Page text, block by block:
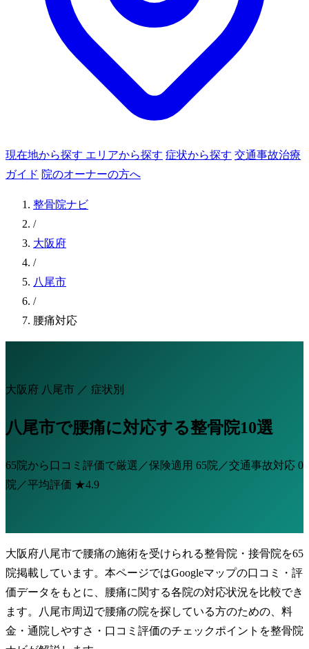
現在地から探す エリアから探す 症状から探す 交通事故治療
ガイド 院のオーナーの方へ
整骨院ナビ
/
大阪府
/
八尾市
/
腰痛対応
大阪府 八尾市 ／ 症状別
八尾市で腰痛に対応する整骨院10選
65院から口コミ評価で厳選／保険適用 65院 ／交通事故対応 0
院 ／平均評価 ★4.9
大阪府八尾市で腰痛の施術を受けられる整骨院・接骨院を65
院掲載しています。本ページではGoogleマップの口コミ・評
価データをもとに、腰痛に関する各院の対応状況を比較でき
ます。八尾市周辺で腰痛の院を探している方のための、料
金・通院しやすさ・口コミ評価のチェックポイントを整骨院